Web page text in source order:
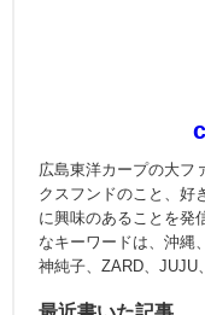
広島東洋カープの大フ
クスフンドのこと、好
に興味のあることを発
なキーワードは、沖縄
神純子、ZARD、JUJU